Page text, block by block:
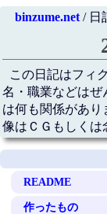
binzume.net/ 日
この日記はフィ
名・職業などはぜ
は何も関係があ
像はＣＧもしくは
README
作ったもの